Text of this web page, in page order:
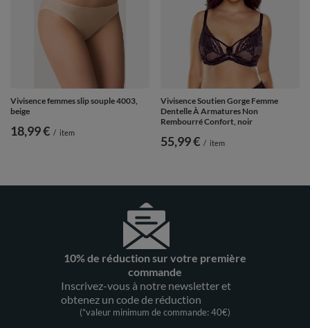
Vivisence femmes slip souple 4003,
beige
18,99 € / item
Vivisence Soutien Gorge Femme
Dentelle À Armatures Non
Rembourré Confort, noir
55,99 € / item
10% de réduction sur votre première
commande
Inscrivez-vous à notre newsletter et
obtenez un code de réduction
(*valeur minimum de commande: 40€)